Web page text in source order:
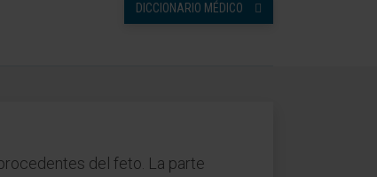
DICCIONARIO MÉDICO
del feto. La parte